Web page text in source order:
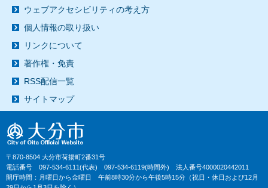
ウェブアクセシビリティの考え方
個人情報の取り扱い
リンクについて
著作権・免責
RSS配信一覧
サイトマップ
〒870-8504 大分市荷揚町2番31号
電話番号 097-534-6111(代表) 097-534-6119(時間外) 法人番号4000020442011
開庁時間：月曜日から金曜日 午前8時30分から午後5時15分（祝日・休日および12月